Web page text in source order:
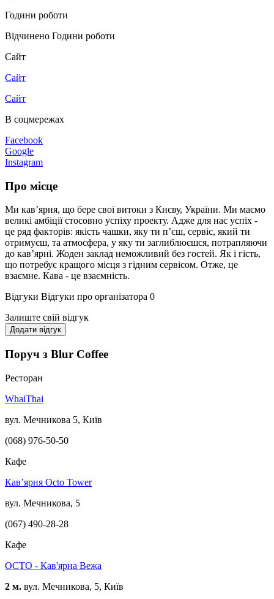
Години роботи
Відчинено Години роботи
Сайт
Сайт
Сайт
В соцмережах
Facebook
Google
Instagram
Про місце
Ми кав’ярня, що бере свої витоки з Києву, України. Ми маємо
великі амбіції стосовно успіху проекту. Адже для нас успіх -
це ряд факторів: якість чашки, яку ти п’єш, сервіс, який ти
отримуєш, та атмосфера, у яку ти заглиблюєшся, потрапляючи
до кав’ярні. Жоден заклад неможливий без гостей. Як і гість,
що потребує кращого місця з гідним сервісом. Отже, це
взаємне. Кава - це взаємність.
Відгуки Відгуки про організатора 0
Залиште свій відгук
Додати відгук
Поруч з Blur Coffee
Ресторан
WhaiThai
вул. Мечникова 5, Київ
(068) 976-50-50
Кафе
Кав’ярня Octo Tower
вул. Мечникова, 5
(067) 490-28-28
Кафе
OCTO - Кав'ярна Вежа
2 м. вул. Мечникова, 5, Київ